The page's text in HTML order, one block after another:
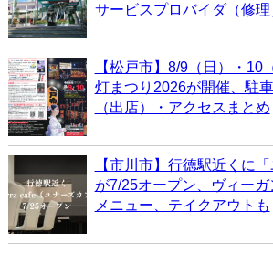
サービスプロバイダ（修理
【松戸市】8/9（日）・10
灯まつり2026が開催、駐
（出店）・アクセスまとめ
【市川市】行徳駅近くに
が7/25オープン、ヴィー
メニュー、テイクアウトも